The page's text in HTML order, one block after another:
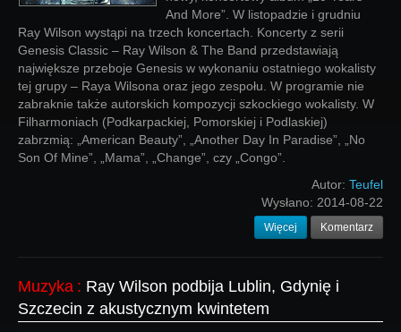
And More”. W listopadzie i grudniu
Ray Wilson wystąpi na trzech koncertach. Koncerty z serii
Genesis Classic – Ray Wilson & The Band przedstawiają
największe przeboje Genesis w wykonaniu ostatniego wokalisty
tej grupy – Raya Wilsona oraz jego zespołu. W programie nie
zabraknie także autorskich kompozycji szkockiego wokalisty. W
Filharmoniach (Podkarpackiej, Pomorskiej i Podlaskiej)
zabrzmią: „American Beauty”, „Another Day In Paradise”, „No
Son Of Mine”, „Mama”, „Change”, czy „Congo”.
Autor: Teufel
Wysłano: 2014-08-22
Więcej Komentarz
Muzyka : Ray Wilson podbija Lublin, Gdynię i
Szczecin z akustycznym kwintetem